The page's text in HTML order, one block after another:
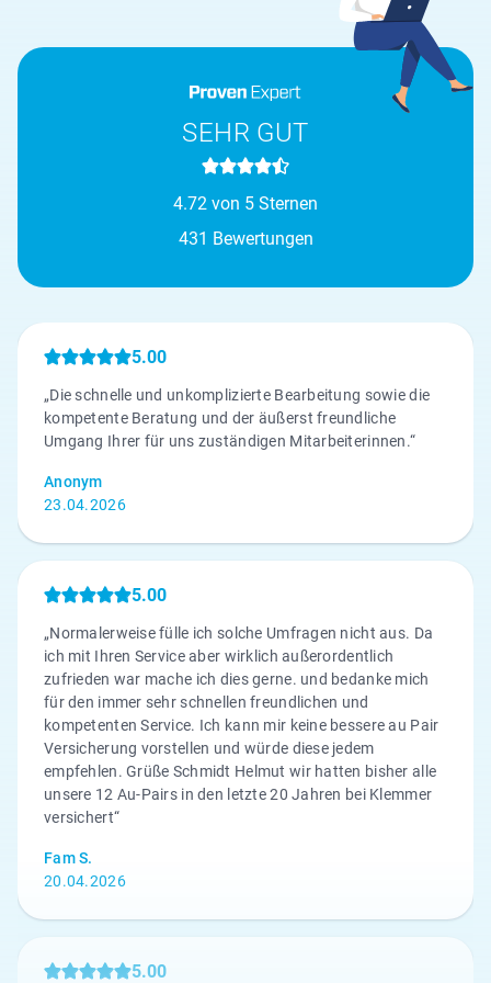
SEHR GUT
4.72 von 5 Sternen
431 Bewertungen
5.00
„Die schnelle und unkomplizierte Bearbeitung sowie die
kompetente Beratung und der äußerst freundliche
Umgang Ihrer für uns zuständigen Mitarbeiterinnen.“
Anonym
23.04.2026
5.00
„Normalerweise fülle ich solche Umfragen nicht aus. Da
ich mit Ihren Service aber wirklich außerordentlich
zufrieden war mache ich dies gerne. und bedanke mich
für den immer sehr schnellen freundlichen und
kompetenten Service. Ich kann mir keine bessere au Pair
Versicherung vorstellen und würde diese jedem
empfehlen. Grüße Schmidt Helmut wir hatten bisher alle
unsere 12 Au-Pairs in den letzte 20 Jahren bei Klemmer
versichert“
Fam S.
20.04.2026
5.00